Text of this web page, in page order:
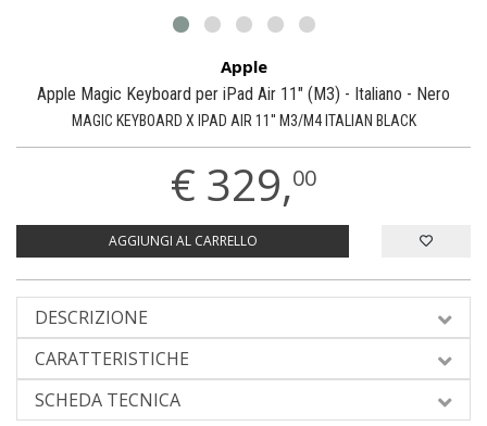
Apple
Apple Magic Keyboard per iPad Air 11" (M3) - Italiano - Nero
MAGIC KEYBOARD X IPAD AIR 11'' M3/M4 ITALIAN BLACK
€ 329,00
AGGIUNGI AL CARRELLO
DESCRIZIONE
CARATTERISTICHE
SCHEDA TECNICA